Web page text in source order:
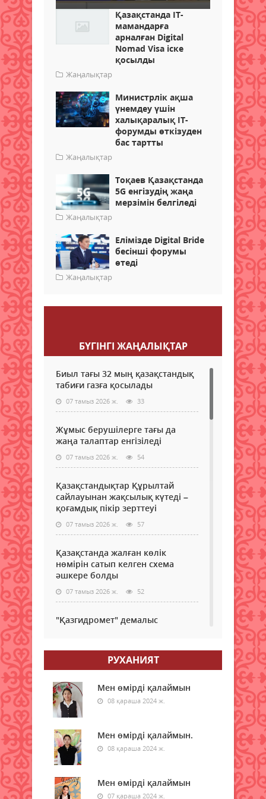
Қазақстанда IT-
мамандарға
арналған Digital
Nomad Visa іске
қосылды
Жаңалықтар
Министрлік ақша
үнемдеу үшін
халықаралық IT-
форумды өткізуден
бас тартты
Жаңалықтар
Тоқаев Қазақстанда
5G енгізудің жаңа
мерзімін белгіледі
Жаңалықтар
Елімізде Digital Bride
бесінші форумы
өтеді
Жаңалықтар
БҮГІНГI ЖАҢАЛЫҚТАР
Биыл тағы 32 мың қазақстандық
табиғи газға қосылады
07 тамыз 2026 ж. 33
Жұмыс берушілерге тағы да
жаңа талаптар енгізіледі
07 тамыз 2026 ж. 54
Қазақстандықтар Құрылтай
сайлауынан жақсылық күтеді –
қоғамдық пікір зерттеуі
07 тамыз 2026 ж. 57
Қазақстанда жалған көлік
нөмірін сатып келген схема
әшкере болды
07 тамыз 2026 ж. 52
"Қазгидромет" демалыс
07 тамыз 2026 ж. 52
7 тамыздағы сауда
қорытындысы: доллар бағамы
қайта өсті
Мектеп формасына қандай талап
қойылады? Министрлік жауап
берді
07 тамыз 2026 ж. 61
РУХАНИЯТ
Мен өмірді қалаймын
08 қараша 2024 ж.
Мен өмірді қалаймын.
08 қараша 2024 ж.
Мен өмірді қалаймын
07 қараша 2024 ж.